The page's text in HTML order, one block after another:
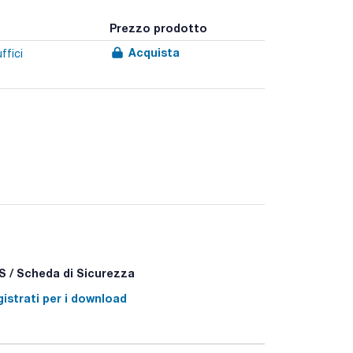
Prezzo prodotto
Acquista
/ Scheda di Sicurezza
per i download